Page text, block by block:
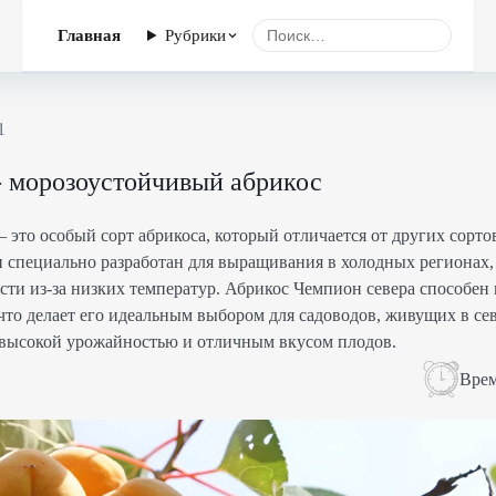
Главная Рубрики
абрикос
особый сорт абрикоса, который отличается от других
разработан для выращивания в холодных регионах,
из-за низких температур. Абрикос Чемпион севера
делает его идеальным выбором для садоводов, живущих в
урожайностью и отличным вкусом плодов.